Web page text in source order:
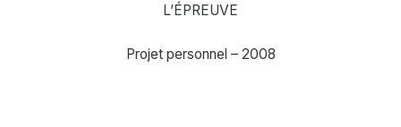
L’ÉPREUVE
Projet personnel – 2008